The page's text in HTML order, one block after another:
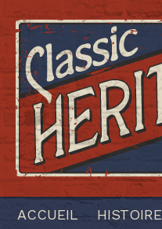
ACCUEIL HISTOIRE